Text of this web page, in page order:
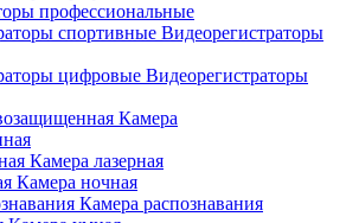
профессиональные
Видеорегистраторы
Видеорегистраторы
Камера
Камера лазерная
Камера ночная
Камера распознавания